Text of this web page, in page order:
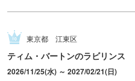
東京都 江東区
ティム・バートンのラビリンス
2026/11/25(水) ～ 2027/02/21(日)